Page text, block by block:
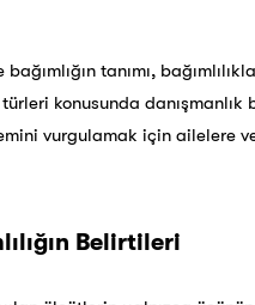
tanımı,
konusunda
vurgulamak için ailelere
Belirtileri